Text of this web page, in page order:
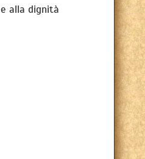
alla dignità